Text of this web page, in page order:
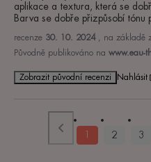
aplikace a textura, která se
Barva se dobře přizpůsobí tónu
recenze 30. 10. 2024 , na základě
Původně publikováno na www.eau-
Zobrazit původní recenzi Nahlásit
1 2 3